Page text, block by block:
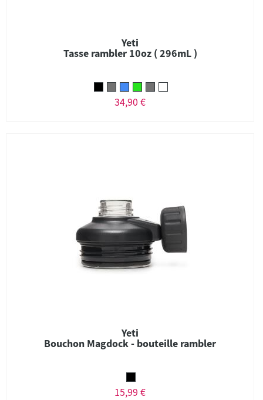
Yeti
Tasse rambler 10oz ( 296mL )
34,90 €
Yeti
Bouchon Magdock - bouteille rambler
15,99 €